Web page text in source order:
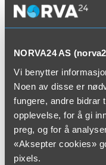
NORVA24 AS
Vi benytter
Noen av disse er
fungere, andre bidrar
opplevelse, for å gi
preg, og for å
«Aksepter cookies»
pixels.
Moderne utstyr med langt